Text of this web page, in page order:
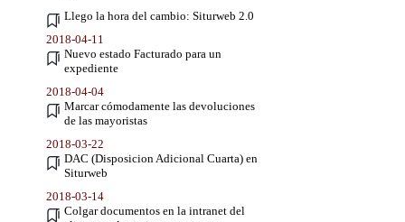
Llego la hora del cambio: Siturweb 2.0
2018-04-11
Nuevo estado Facturado para un
expediente
2018-04-04
Marcar cómodamente las devoluciones
de las mayoristas
2018-03-22
DAC (Disposicion Adicional Cuarta) en
Siturweb
2018-03-14
Colgar documentos en la intranet del